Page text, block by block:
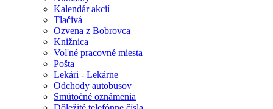
Kalendár akcií
Tlačivá
Ozvena z Bobrovca
Knižnica
Voľné pracovné miesta
Pošta
Lekári - Lekárne
Odchody autobusov
Smútočné oznámenia